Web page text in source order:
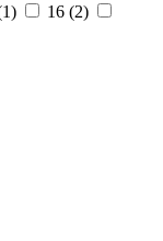
1) 16 (2)